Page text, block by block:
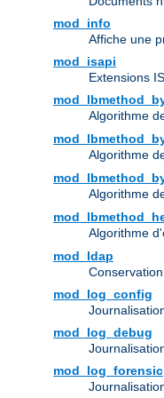
mod_info
Affiche une
mod_isapi
Extensions
Algorithme
Algorithme
Algorithme
Algorithme
mod_ldap
mod_log_config
mod_log_debug
mod_log_forensic